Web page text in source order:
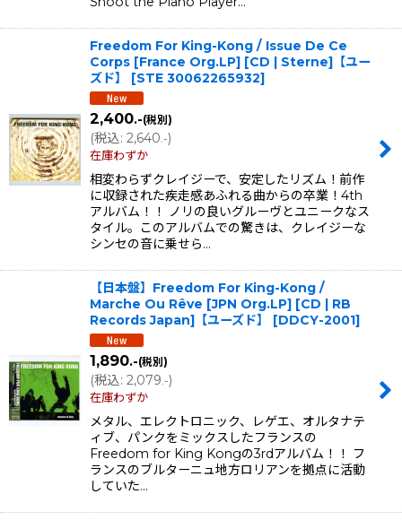
Freedom For King-Kong / Issue De Ce
Corps [France Org.LP] [CD | Sterne]【ユー
ズド】
[STE 30062265932]
2,400.-(税別)
(税込: 2,640 .-)
在庫わずか
相変わらずクレイジーで、安定したリズム！前作
に収録された疾走感あふれる曲からの卒業！4th
アルバム！！ ノリの良いグルーヴとユニークなス
タイル。このアルバムでの驚きは、クレイジーな
シンセの音に乗せら…
【日本盤】Freedom For King-Kong /
Marche Ou Rêve [JPN Org.LP] [CD | RB
Records Japan]【ユーズド】
[DDCY-2001]
1,890.-(税別)
(税込: 2,079 .-)
在庫わずか
メタル、エレクトロニック、レゲエ、オルタナテ
ィブ、パンクをミックスしたフランスの
Freedom for King Kongの3rdアルバム！！ フ
ランスのブルターニュ地方ロリアンを拠点に活動
していた…